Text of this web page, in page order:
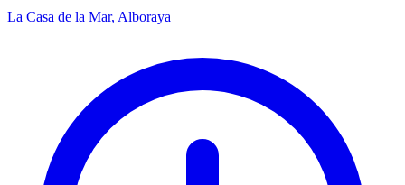
La Casa de la Mar, Alboraya